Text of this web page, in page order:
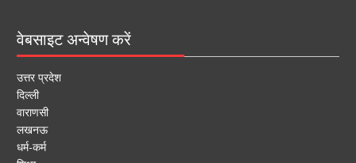
वेबसाइट अन्वेषण करें
उत्तर प्रदेश
दिल्ली
वाराणसी
लखनऊ
धर्म-कर्म